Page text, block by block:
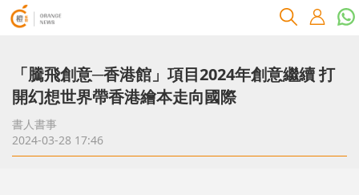
「騰飛創意─香港館」項目2024年創意繼續 打
開幻想世界帶香港繪本走向國際
書人書事
2024-03-28 17:46